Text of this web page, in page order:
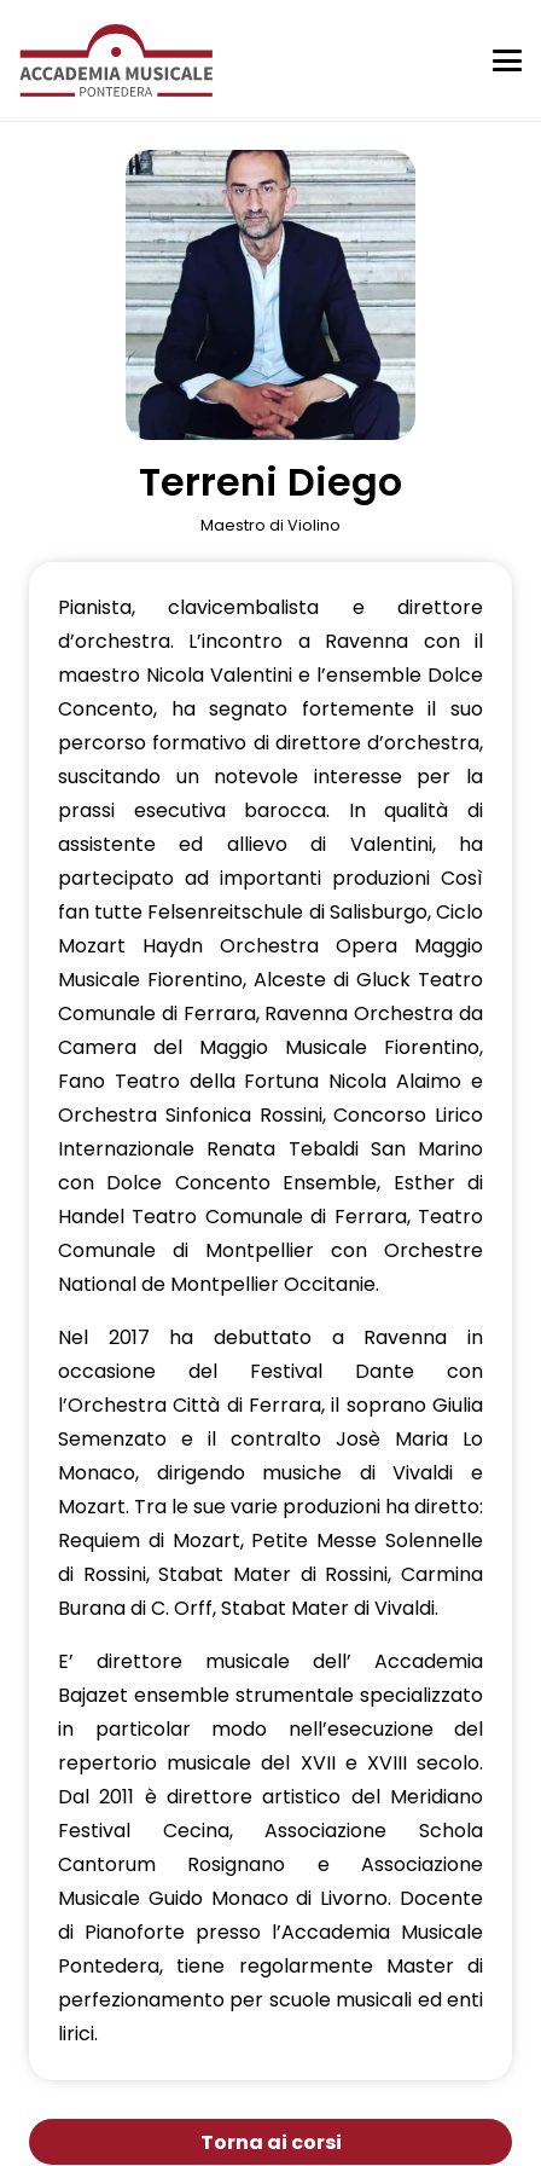
Terreni Diego
Maestro di Violino
Pianista, clavicembalista e direttore
d’orchestra. L’incontro a Ravenna con il
maestro Nicola Valentini e l’ensemble Dolce
Concento, ha segnato fortemente il suo
percorso formativo di direttore d’orchestra,
suscitando un notevole interesse per la
prassi esecutiva barocca. In qualità di
assistente ed allievo di Valentini, ha
partecipato ad importanti produzioni Così
fan tutte Felsenreitschule di Salisburgo, Ciclo
Mozart Haydn Orchestra Opera Maggio
Musicale Fiorentino, Alceste di Gluck Teatro
Comunale di Ferrara, Ravenna Orchestra da
Camera del Maggio Musicale Fiorentino,
Fano Teatro della Fortuna Nicola Alaimo e
Orchestra Sinfonica Rossini, Concorso Lirico
Internazionale Renata Tebaldi San Marino
con Dolce Concento Ensemble, Esther di
Handel Teatro Comunale di Ferrara, Teatro
Comunale di Montpellier con Orchestre
National de Montpellier Occitanie.
Nel 2017 ha debuttato a Ravenna in
occasione del Festival Dante con
l’Orchestra Città di Ferrara, il soprano Giulia
Semenzato e il contralto Josè Maria Lo
Monaco, dirigendo musiche di Vivaldi e
Mozart. Tra le sue varie produzioni ha diretto:
Requiem di Mozart, Petite Messe Solennelle
di Rossini, Stabat Mater di Rossini, Carmina
Burana di C. Orff, Stabat Mater di Vivaldi.
E’ direttore musicale dell’ Accademia
Bajazet ensemble strumentale specializzato
in particolar modo nell’esecuzione del
repertorio musicale del XVII e XVIII secolo.
Dal 2011 è direttore artistico del Meridiano
Festival Cecina, Associazione Schola
Cantorum Rosignano e Associazione
Musicale Guido Monaco di Livorno. Docente
di Pianoforte presso l’Accademia Musicale
Pontedera, tiene regolarmente Master di
perfezionamento per scuole musicali ed enti
lirici.
Torna ai corsi